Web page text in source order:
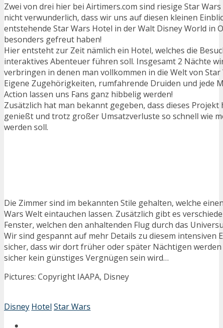
Zwei von drei hier bei Airtimers.com sind riesige Star Wars
nicht verwunderlich, dass wir uns auf diesen kleinen
entstehende Star Wars Hotel in der Walt Disney World in
besonders gefreut haben!
Hier entsteht zur Zeit nämlich ein Hotel, welches die
interaktives Abenteuer führen soll. Insgesamt 2 Nächte
verbringen in denen man vollkommen in die Welt von
Eigene Zugehörigkeiten, rumfahrende Druiden und jede
Action lassen uns Fans ganz hibbelig werden!
Zusätzlich hat man bekannt gegeben, dass dieses
genießt und trotz großer Umsatzverluste so schnell wie
werden soll.
Die Zimmer sind im bekannten Stile gehalten, welche
Wars Welt eintauchen lassen. Zusätzlich gibt es
Fenster, welchen den anhaltenden Flug durch das
Wir sind gespannt auf mehr Details zu diesem intensiven
sicher, dass wir dort früher oder später Nächtigen werden
sicher kein günstiges Vergnügen sein wird…
Pictures: Copyright IAAPA, Disney
Disney Hotel Star Wars